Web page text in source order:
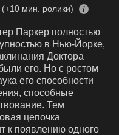
мин. ролики)
Паркер полностью
в Нью-Йорке,
Доктора
его. Но с ростом
его способности
способные
Тем
цепочка
к появлению одного